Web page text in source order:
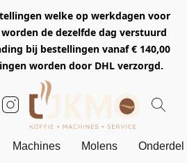
welke op werkdagen voor
de dezelfde dag verstuurd
bij bestellingen vanaf € 140,00
worden door DHL verzorgd.
Machines Molens